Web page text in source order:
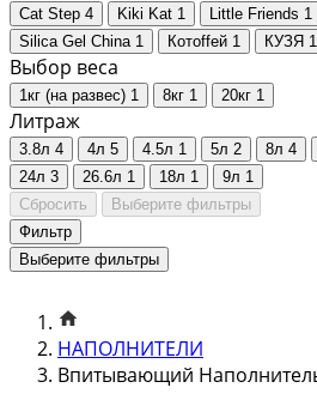
Cat Step 4 Kiki Kat 1 Little Friends 1
Silica Gel China 1 Котоffей 1 КУЗЯ 1
Выбор веса
1кг (на развес) 1 8кг 1 20кг 1
Литраж
3.8л 4 4л 5 4.5л 1 5л 2 8л 4
24л 3 26.6л 1 18л 1 9л 1
Сбросить
Выберите фильтры
Фильтр
Выберите фильтры
НАПОЛНИТЕЛИ
Впитывающий